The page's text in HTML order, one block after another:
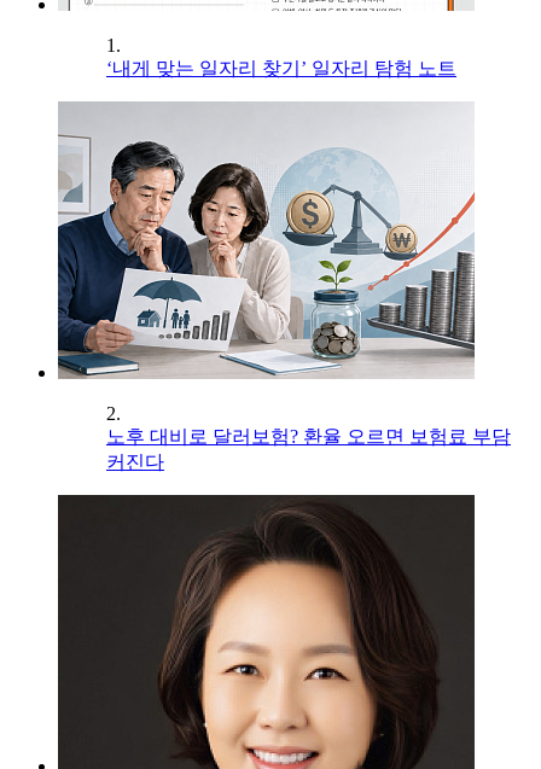
1.
‘내게 맞는 일자리 찾기’ 일자리 탐험 노트
2.
노후 대비로 달러보험? 환율 오르면 보험료 부담
커진다